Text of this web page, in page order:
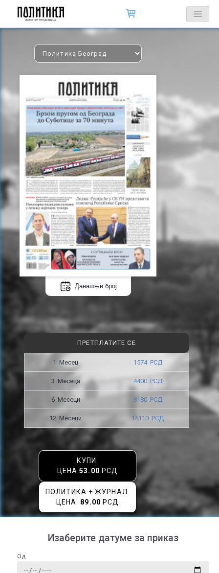
Данашњи број
ПРЕТПЛАТИТЕ СЕ
1 Месец 1574 РСД
3 Месецa 4400 РСД
6 Месеци 8180 РСД
12 Месеци 15110 РСД
КУПИ
ЦЕНА53.00 РСД
ПОЛИТИКА + ЖУРНАЛ
ЦЕНА: 89.00 РСД
Изаберите датуме за приказ
Од